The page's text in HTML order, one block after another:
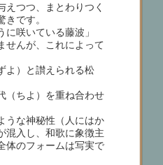
えつつ、まとわりつく
です。
いている藤波」
せんが、これによって
と讃えられる松
）を重ね合わせ
うな神秘性（人にはか
混入し、和歌に象徴主
体のフォームは写実で